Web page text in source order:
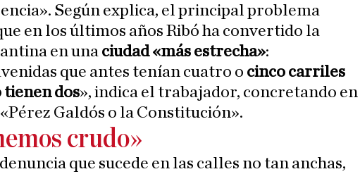
Según explica, el principal problema
en los últimos años Ribó ha convertido la
en una ciudad «más estrecha»:
que antes tenían cuatro o cinco carriles
tienen dos», indica el trabajador, concretando en
Galdós o la Constitución».
crudo»
que sucede en las calles no tan anchas,